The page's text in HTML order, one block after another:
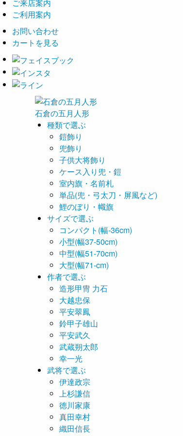
ご来店案内
ご利用案内
お問い合わせ
カートを見る
石倉の五月 人形
種類で選ぶ
鎧飾り
兜飾り
子供大将飾り
ケース入り兜・鎧
室内旗・名前札
単品(兜・弓太刀・屏風など)
鯉のぼり・幟旗
サイズで選ぶ
コンパクト(幅-36cm)
小型(幅37-50cm)
中型(幅51-70cm)
大型(幅71-cm)
作者で選ぶ
造形甲冑 力石
大越忠保
平安翠鳳
鈴甲子雄山
平安武久
武蔵朔太郎
幸一光
武将で選ぶ
伊達政宗
上杉謙信
徳川家康
真田幸村
織田信長